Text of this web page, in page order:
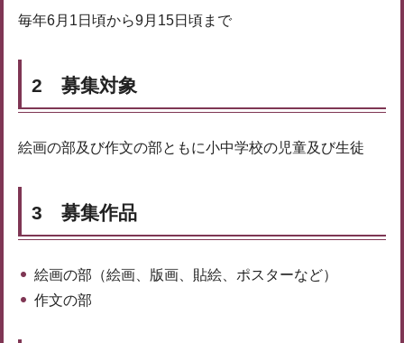
毎年6月1日頃から9月15日頃まで
2 募集対象
絵画の部及び作文の部ともに小中学校の児童及び生徒
3 募集作品
絵画の部（絵画、版画、貼絵、ポスターなど）
作文の部